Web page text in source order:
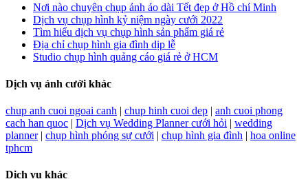
Nơi nào chuyên chụp ảnh áo dài Tết đẹp ở Hồ chí Minh
Dịch vụ chụp hình kỷ niệm ngày cưới 2022
Tìm hiểu dịch vụ chụp hình sản phẩm giá rẻ
Địa chỉ chụp hình gia đình dịp lễ
Studio chụp hình quảng cáo giá rẻ ở HCM
Dịch vụ ảnh cưới khác
chup anh cuoi ngoai canh | chup hinh cuoi dep | anh cuoi phong
cach han quoc | Dịch vụ Wedding Planner cưới hỏi | wedding
planner| chụp hình phóng sự cưới | chụp hình gia đình | hoa online
tphcm
Dịch vụ khác